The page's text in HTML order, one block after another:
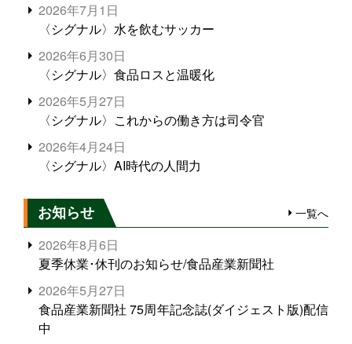
2026年7月1日
〈シグナル〉水を飲むサッカー
2026年6月30日
〈シグナル〉食品ロスと温暖化
2026年5月27日
〈シグナル〉これからの働き方は司令官
2026年4月24日
〈シグナル〉AI時代の人間力
お知らせ 一覧へ
2026年8月6日
夏季休業･休刊のお知らせ/食品産業新聞社
2026年5月27日
食品産業新聞社 75周年記念誌(ダイジェスト版)配信
中